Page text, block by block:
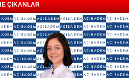
ÇIKANLAR